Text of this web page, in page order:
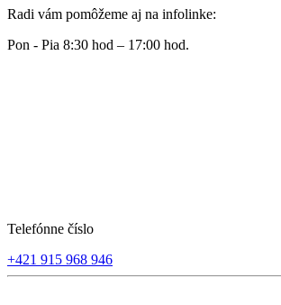
Radi vám pomôžeme aj na infolinke:
Pon - Pia 8:30 hod – 17:00 hod.
Telefónne číslo
+421 915 968 946